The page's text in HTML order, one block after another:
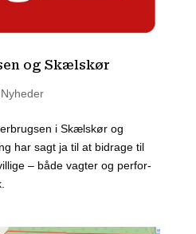
og Skælskør
Nyheder
i Skæls­kør og
har sagt ja til at bidra­ge til
– både vag­ter og per­for­